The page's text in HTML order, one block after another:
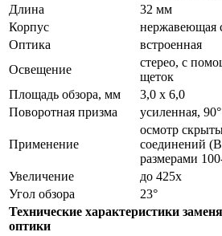
Длина
32 мм
Корпус
нержавеющая
Оптика
встроенная
Освещение
стерео, с
щеток
Площадь обзора, мм
3,0 х 6,0
Поворотная призма
усиленная, 90°
Применение
осмотр
соединений
размерами
Увеличение
до 425x
Угол обзора
23°
Технические характеристики
оптики